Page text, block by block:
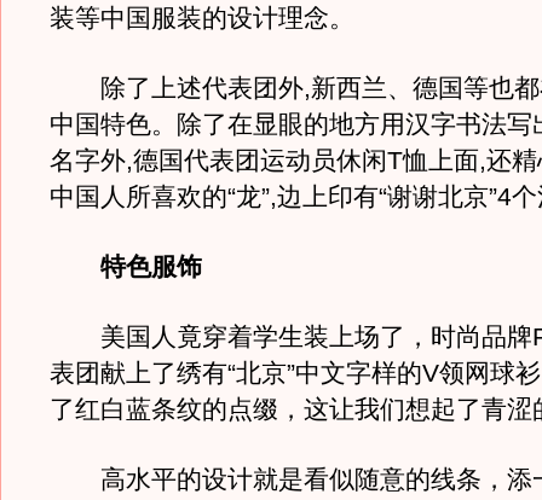
装等中国服装的设计理念。
除了上述代表团外,新西兰、德国等也都
中国特色。除了在显眼的地方用汉字书法写
名字外,德国代表团运动员休闲T恤上面,还
中国人所喜欢的“龙”,边上印有“谢谢北京”4
特色服饰
美国人竟穿着学生装上场了，时尚品牌
表团献上了绣有“北京”中文字样的V领网球
了红白蓝条纹的点缀，这让我们想起了青涩
高水平的设计就是看似随意的线条，添